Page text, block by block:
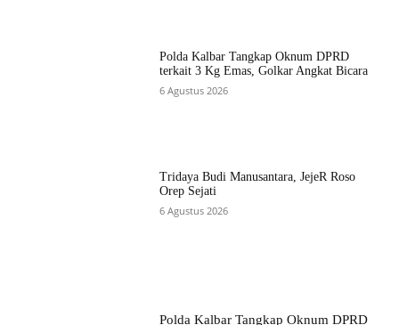
Polda Kalbar Tangkap Oknum DPRD
terkait 3 Kg Emas, Golkar Angkat Bicara
6 Agustus 2026
Tridaya Budi Manusantara, JejeR Roso
Orep Sejati
6 Agustus 2026
Polda Kalbar Tangkap Oknum DPRD